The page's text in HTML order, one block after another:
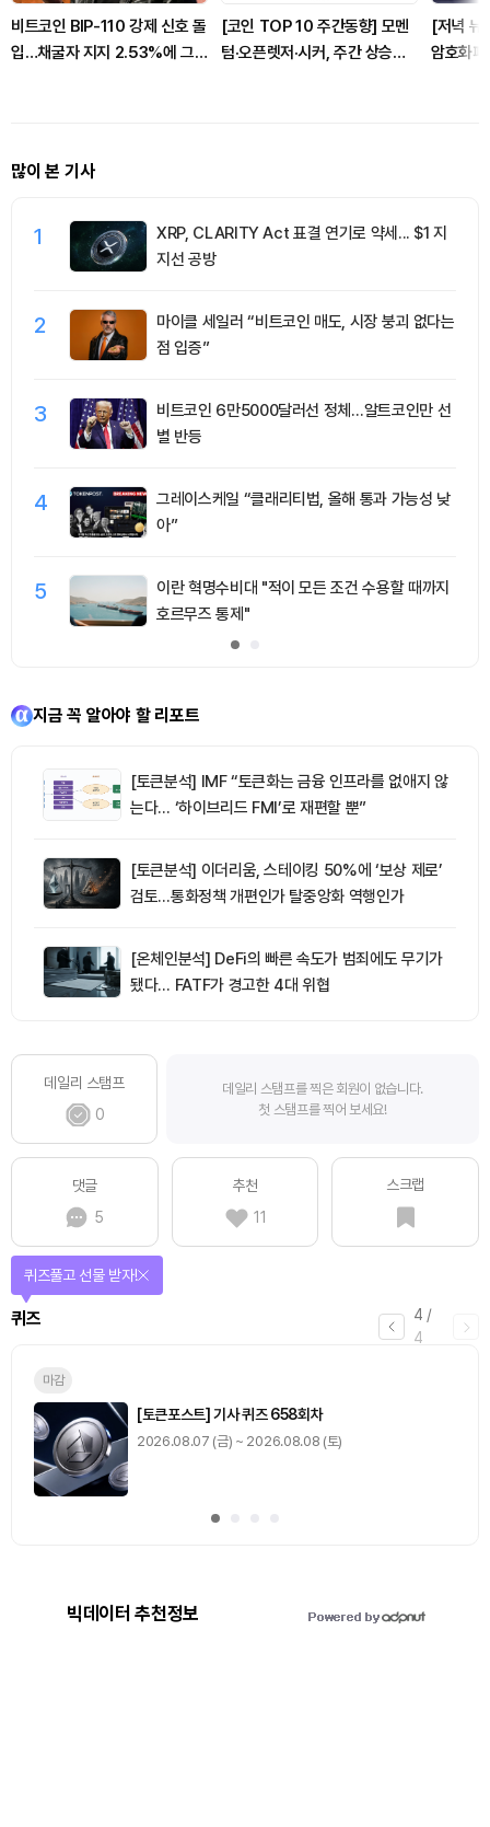
비트코인 BIP-110 강제 신호 돌
입…채굴자 지지 2.53%에 그
[코인 TOP 10 주간동향] 모멘
텀·오픈렛저·시커, 주간 상승률
[저녁 뉴
암호화
많이 본 기사
1
XRP, CLARITY Act 표결 연기로 약세... $1 지
지선 공방
2
마이클 세일러 “비트코인 매도, 시장 붕괴 없다는
점 입증”
3
비트코인 6만5000달러선 정체…알트코인만 선
별 반등
4
그레이스케일 “클래리티법, 올해 통과 가능성 낮
아”
5
이란 혁명수비대 "적이 모든 조건 수용할 때까지
호르무즈 통제"
지금 꼭 알아야 할 리포트
[토큰분석] IMF “토큰화는 금융 인프라를 없애지 않
는다… ‘하이브리드 FMI’로 재편할 뿐”
[토큰분석] 이더리움, 스테이킹 50%에 ‘보상 제로’
검토…통화정책 개편인가 탈중앙화 역행인가
[온체인분석] DeFi의 빠른 속도가 범죄에도 무기가
됐다… FATF가 경고한 4대 위협
데일리 스탬프
0
데일리 스탬프를 찍은 회원이 없습니다.
첫 스탬프를 찍어 보세요!
댓글
5
추천
11
스크랩
4 /
4
퀴즈
퀴즈풀고 선물 받자!
마감
[토큰포스트] 기사 퀴즈 658회차
2026.08.07 (금) ~ 2026.08.08 (토)
빅데이터 추천정보